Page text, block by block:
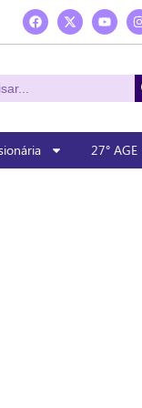
27° AGE